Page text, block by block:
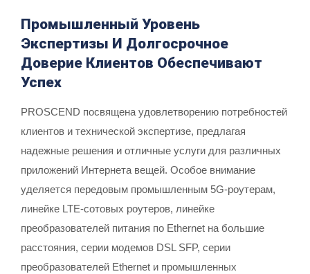
Промышленный Уровень
Экспертизы И Долгосрочное
Доверие Клиентов Обеспечивают
Успех
PROSCEND посвящена удовлетворению потребностей
клиентов и технической экспертизе, предлагая
надежные решения и отличные услуги для различных
приложений Интернета вещей. Особое внимание
уделяется передовым промышленным 5G-роутерам,
линейке LTE-сотовых роутеров, линейке
преобразователей питания по Ethernet на большие
расстояния, серии модемов DSL SFP, серии
преобразователей Ethernet и промышленных